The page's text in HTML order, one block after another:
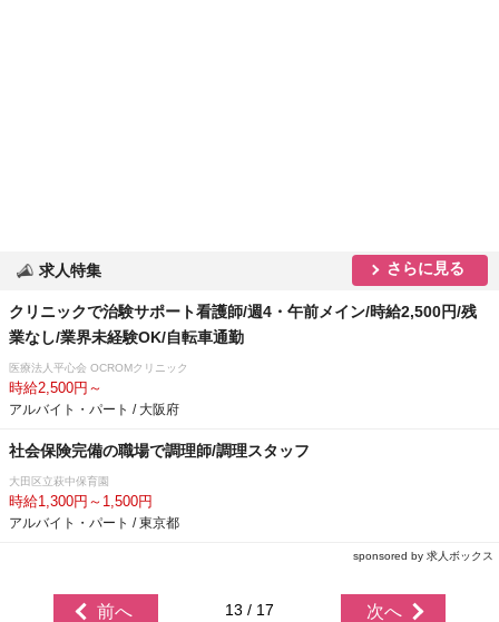
求人特集 さらに見る
クリニックで治験サポート看護師/週4・午前メイン/時給2,500円/残
業なし/業界未経験OK/自転車通勤
医療法人平心会 OCROMクリニック
時給2,500円～
アルバイト・パート / 大阪府
社会保険完備の職場で調理師/調理スタッフ
大田区立萩中保育園
時給1,300円～1,500円
アルバイト・パート / 東京都
sponsored by 求人ボックス
前へ 13 / 17 次へ